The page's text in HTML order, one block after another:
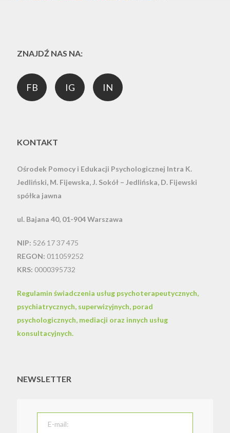
ZNAJDŹ NAS NA:
FB IG IN
KONTAKT
Ośrodek Pomocy i Edukacji Psychologicznej Intra K.
Jedliński, M. Fijewska, J. Sokół – Jedlińska, D. Fijewski
spółka jawna
ul. Bajana 40, 01-904 Warszawa
NIP: 526 17 37 475
REGON: 011059252
KRS: 0000395732
Regulamin świadczenia usług psychoterapeutycznych,
psychiatrycznych, superwizyjnych, porad
psychologicznych, mediacji oraz innych usług
konsultacyjnych.
NEWSLETTER